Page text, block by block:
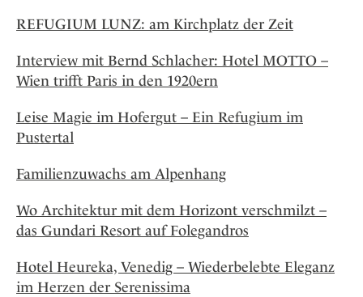
REFUGIUM LUNZ: am Kirchplatz der Zeit
Interview mit Bernd Schlacher: Hotel MOTTO –
Wien trifft Paris in den 1920ern
Leise Magie im Hofergut – Ein Refugium im
Pustertal
Familienzuwachs am Alpenhang
Wo Architektur mit dem Horizont verschmilzt –
das Gundari Resort auf Folegandros
Hotel Heureka, Venedig – Wiederbelebte Eleganz
im Herzen der Serenissima